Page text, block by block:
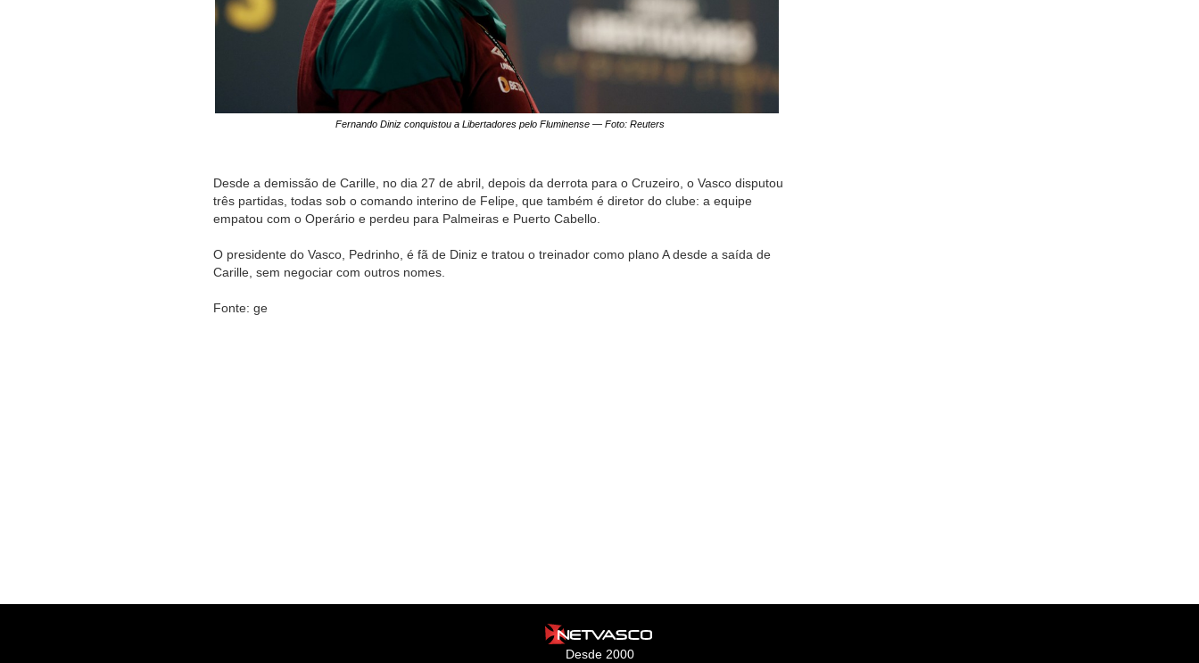
Fernando Diniz conquistou a Libertadores pelo Fluminense — Foto: Reuters
Desde a demissão de Carille, no dia 27 de abril, depois da derrota para o Cruzeiro, o Vasco disputou
três partidas, todas sob o comando interino de Felipe, que também é diretor do clube: a equipe
empatou com o Operário e perdeu para Palmeiras e Puerto Cabello.
O presidente do Vasco, Pedrinho, é fã de Diniz e tratou o treinador como plano A desde a saída de
Carille, sem negociar com outros nomes.
Fonte: ge
Desde 2000